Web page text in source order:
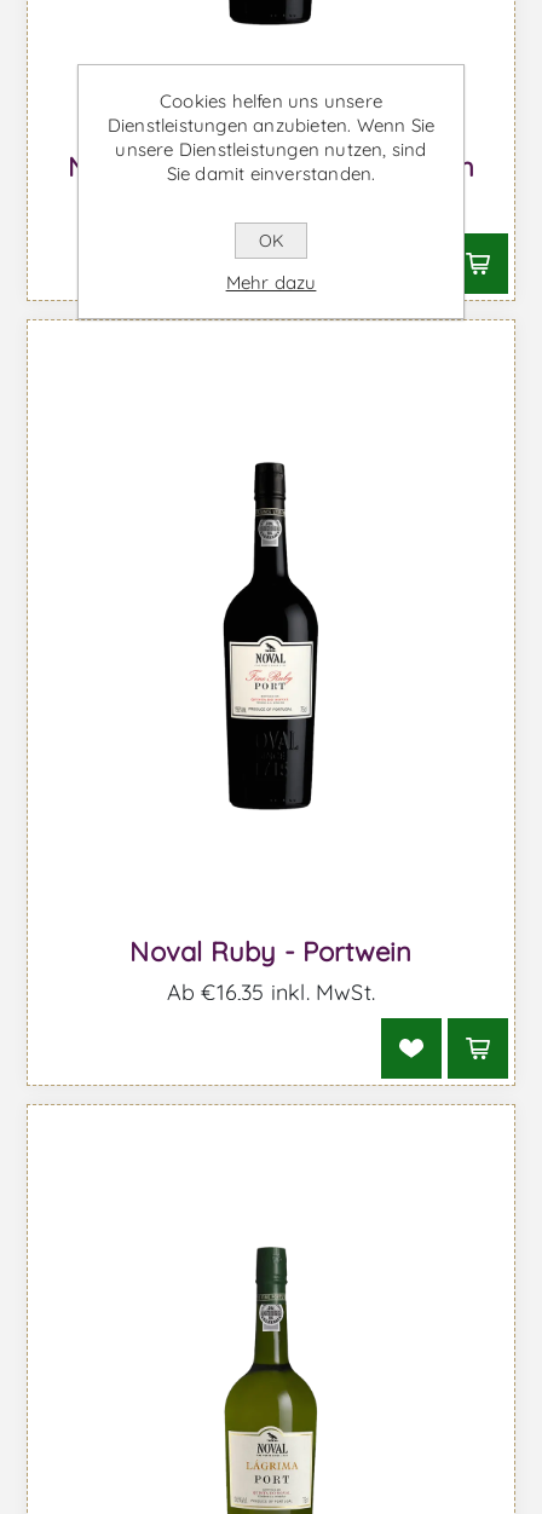
Noval Tawny Reserve - Portwein
Noval Ruby - Portwein
Ab €16,35 inkl. MwSt.
Cookies helfen uns unsere
Dienstleistungen anzubieten. Wenn Sie
unsere Dienstleistungen nutzen, sind
Sie damit einverstanden.
OK
Mehr dazu